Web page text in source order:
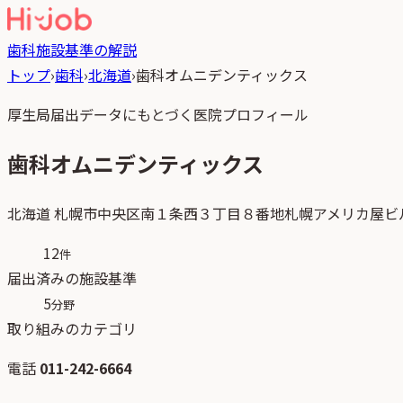
歯科施設基準の解説
トップ›歯科›北海道›歯科オムニデンティックス
厚生局届出データにもとづく医院プロフィール
歯科オムニデンティックス
北海道札幌市中央区南１条西３丁目８番地札幌アメリカ屋
12件
届出済みの施設基準
5分野
取り組みのカテゴリ
電話 011-242-6664